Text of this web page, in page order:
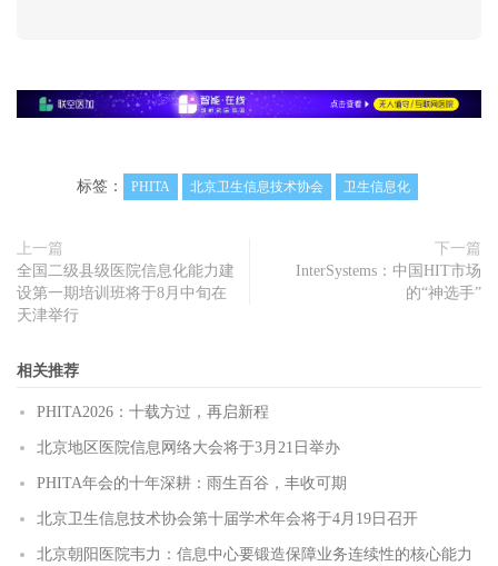
标签： PHITA 北京卫生信息技术协会 卫生信息化
上一篇
全国二级县级医院信息化能力建
设第一期培训班将于8月中旬在
天津举行
下一篇
InterSystems：中国HIT市场
的“神选手”
相关推荐
PHITA2026：十载方过，再启新程
北京地区医院信息网络大会将于3月21日举办
PHITA年会的十年深耕：雨生百谷，丰收可期
北京卫生信息技术协会第十届学术年会将于4月19日召开
北京朝阳医院韦力：信息中心要锻造保障业务连续性的核心能力